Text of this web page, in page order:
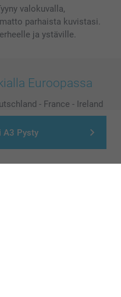
A3 Pysty
valokuvalla,
parhaista kuvistasi.
ja ystäville.
Euroopassa
- France - Ireland
- Schweiz - Suisse -
Kingdom